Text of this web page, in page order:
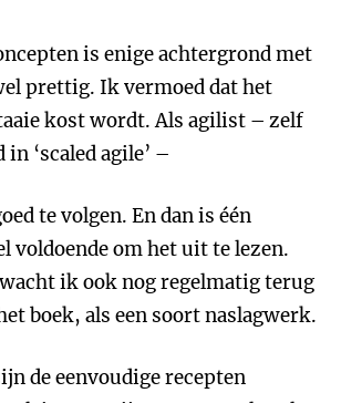
is enige achtergrond met
prettig. Ik vermoed dat het
kost wordt. Als agilist – zelf
‘scaled agile’ –
te volgen. En dan is één
voldoende om het uit te lezen.
ik ook nog regelmatig terug
boek, als een soort naslagwerk.
de eenvoudige recepten